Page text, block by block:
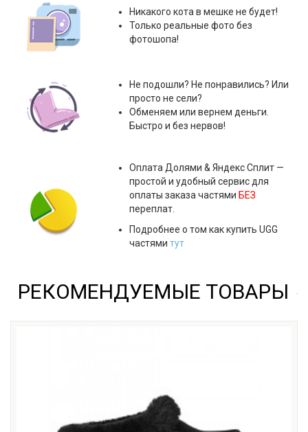
Никакого кота в мешке не будет!
Только реальные фото без
фотошопа!
Не подошли? Не понравились? Или
просто не сели?
Обменяем или вернем деньги.
Быстро и без нервов!
ОплатаДолями & Яндекс Сплит —
простой и удобный сервис для
оплаты заказа частями БЕЗ
переплат.
Подробнее о том как купить UGG
частями тут
РЕКОМЕНДУЕМЫЕ ТОВАРЫ